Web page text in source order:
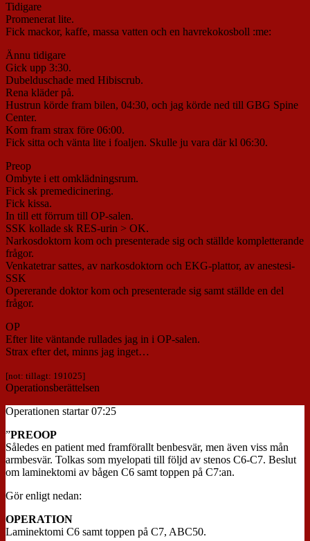
Tidigare
Promenerat lite.
Fick mackor, kaffe, massa vatten och en havrekokosboll :me:
Ännu tidigare
Gick upp 3:30.
Dubelduschade med Hibiscrub.
Rena kläder på.
Hustrun körde fram bilen, 04:30, och jag körde ned till GBG Spine
Center.
Kom fram strax före 06:00.
Fick sitta och vänta lite i foaljen. Skulle ju vara där kl 06:30.
Preop
Ombyte i ett omklädningsrum.
Fick sk premedicinering.
Fick kissa.
In till ett förrum till OP-salen.
SSK kollade sk RES-urin > OK.
Narkosdoktorn kom och presenterade sig och ställde kompletterande
frågor.
Venkatetrar sattes, av narkosdoktorn och EKG-plattor, av anestesi-
SSK
Opererande doktor kom och presenterade sig samt ställde en del
frågor.
OP
Efter lite väntande rullades jag in i OP-salen.
Strax efter det, minns jag inget…
[not: tillagt: 191025]
Operationsberättelsen
Operationen startar 07:25
”PREOOP
Således en patient med framförallt benbesvär, men även viss mån
armbesvär. Tolkas som myelopati till följd av stenos C6-C7. Beslut
om laminektomi av bågen C6 samt toppen på C7:an.
Gör enligt nedan:
OPERATION
Laminektomi C6 samt toppen på C7, ABC50.